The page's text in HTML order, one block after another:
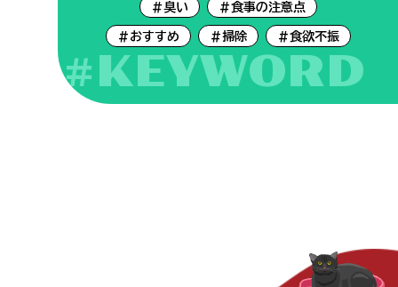
#KEYWORD
#臭い #食事の注意点
#おすすめ #掃除 #食欲不振